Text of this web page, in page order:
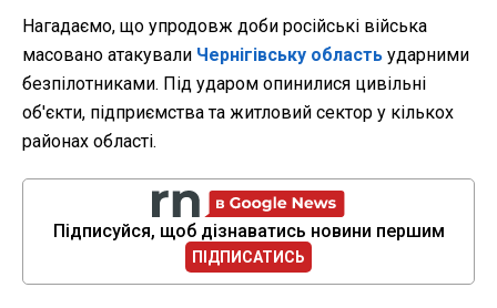
Нагадаємо, що упродовж доби російські війська
масовано атакували Чернігівську область ударними
безпілотниками. Під ударом опинилися цивільні
об'єкти, підприємства та житловий сектор у кількох
районах області.
Підписуйся, щоб дізнаватись новини першим
ПІДПИСАТИСЬ